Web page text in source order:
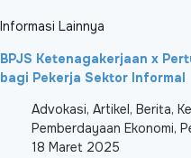
Informasi Lainnya
BPJS Ketenagakerjaan x
bagi Pekerja Sektor Informal
Advokasi, Artikel, Berita,
Pemberdayaan Ekonomi,
18 Maret 2025